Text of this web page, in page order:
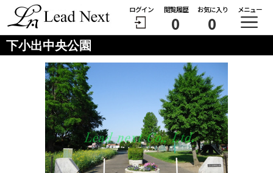
ログイン 閲覧履歴
0
お気に入り
0
メニュー
下小出中央公園